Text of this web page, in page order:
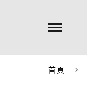
首頁